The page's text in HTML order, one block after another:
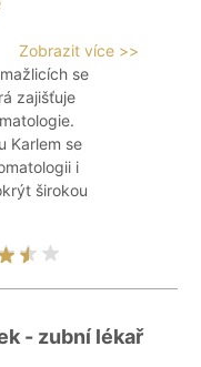
Zobrazit více >>
se
zajišťuje
Karlem se
i
širokou
- zubní lékař